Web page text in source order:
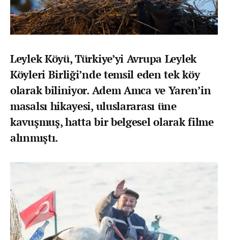
Leylek Köyü, Türkiye’yi Avrupa Leylek
Köyleri Birliği’nde temsil eden tek köy
olarak biliniyor. Adem Amca ve Yaren’in
masalsı hikayesi, uluslararası üne
kavuşmuş, hatta bir belgesel olarak filme
alınmıştı.